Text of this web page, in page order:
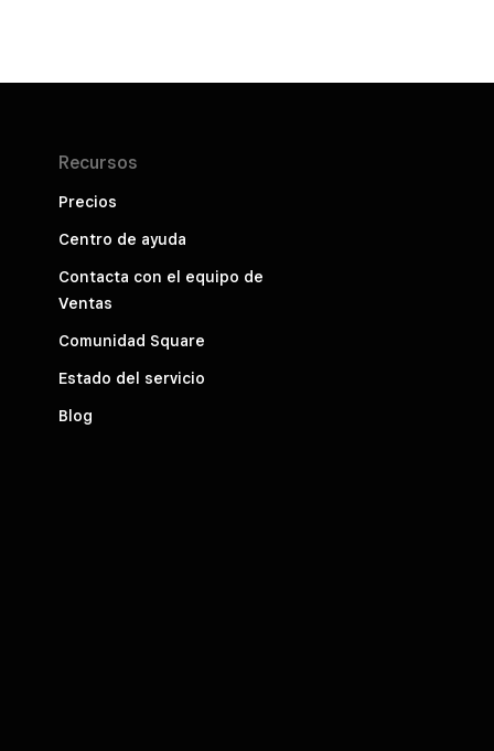
Recursos
Precios
Centro de ayuda
Contacta con el equipo de
Ventas
Comunidad Square
Estado del servicio
Blog